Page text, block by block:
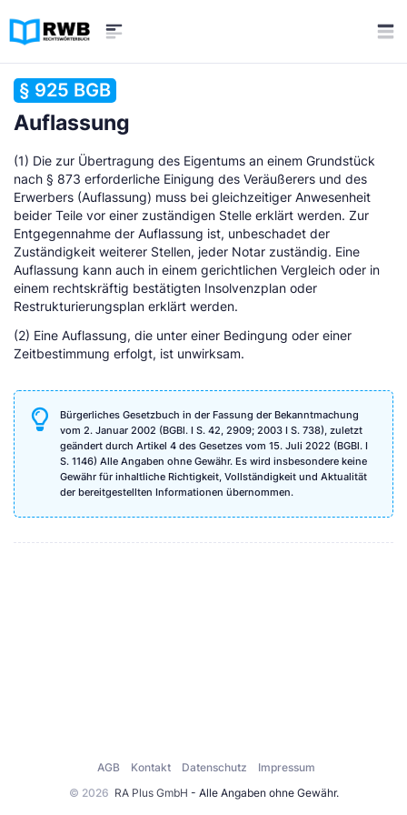
§ 925 BGB
Auflassung
(1) Die zur Übertragung des Eigentums an einem Grundstück
nach § 873 erforderliche Einigung des Veräußerers und des
Erwerbers (Auflassung) muss bei gleichzeitiger Anwesenheit
beider Teile vor einer zuständigen Stelle erklärt werden. Zur
Entgegennahme der Auflassung ist, unbeschadet der
Zuständigkeit weiterer Stellen, jeder Notar zuständig. Eine
Auflassung kann auch in einem gerichtlichen Vergleich oder in
einem rechtskräftig bestätigten Insolvenzplan oder
Restrukturierungsplan erklärt werden.
(2) Eine Auflassung, die unter einer Bedingung oder einer
Zeitbestimmung erfolgt, ist unwirksam.
Bürgerliches Gesetzbuch in der Fassung der Bekanntmachung
vom 2. Januar 2002 (BGBl. I S. 42, 2909; 2003 I S. 738), zuletzt
geändert durch Artikel 4 des Gesetzes vom 15. Juli 2022 (BGBl. I
S. 1146) Alle Angaben ohne Gewähr. Es wird insbesondere keine
Gewähr für inhaltliche Richtigkeit, Vollständigkeit und Aktualität
der bereitgestellten Informationen übernommen.
© 2026 RA Plus GmbH - Alle Angaben ohne Gewähr.
AGB Kontakt Datenschutz Impressum